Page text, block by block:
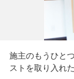
施主のもうひと
ストを取り入れ